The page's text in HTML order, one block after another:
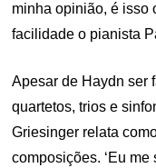
minha opinião, é isso
facilidade o pianista
Apesar de Haydn ser
quartetos, trios e
Griesinger relata
composições. ‘Eu